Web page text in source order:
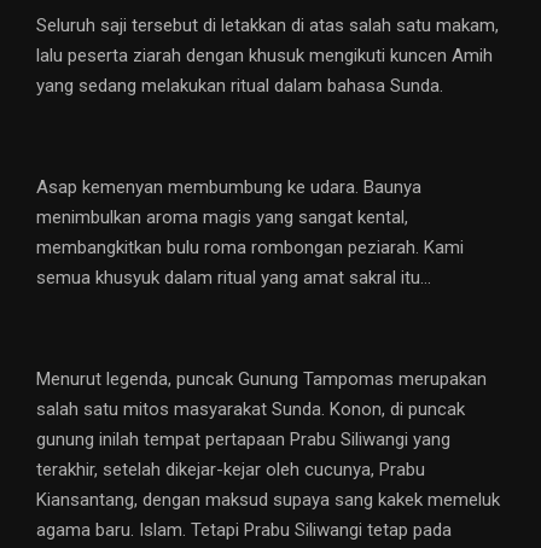
Seluruh saji tersebut di letakkan di atas salah satu makam,
lalu peserta ziarah dengan khusuk mengikuti kuncen Amih
yang sedang melakukan ritual dalam bahasa Sunda.
Asap kemenyan membumbung ke udara. Baunya
menimbulkan aroma magis yang sangat kental,
membangkitkan bulu roma rombongan peziarah. Kami
semua khusyuk dalam ritual yang amat sakral itu…
Menurut legenda, puncak Gunung Tampomas merupakan
salah satu mitos masyarakat Sunda. Konon, di puncak
gunung inilah tempat pertapaan Prabu Siliwangi yang
terakhir, setelah dikejar-kejar oleh cucunya, Prabu
Kiansantang, dengan maksud supaya sang kakek memeluk
agama baru. Islam. Tetapi Prabu Siliwangi tetap pada